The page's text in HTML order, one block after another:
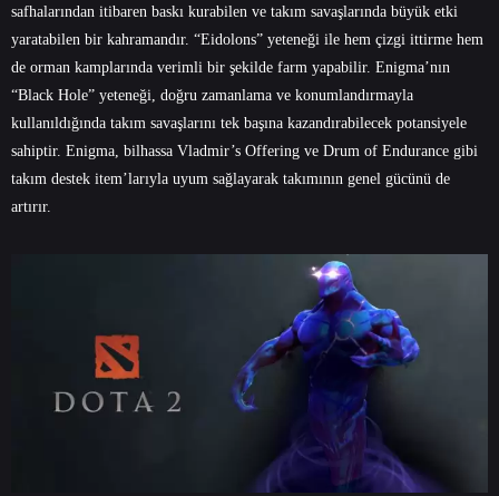
safhalarından itibaren baskı kurabilen ve takım savaşlarında büyük etki
yaratabilen bir kahramandır. “Eidolons” yeteneği ile hem çizgi ittirme hem
de orman kamplarında verimli bir şekilde farm yapabilir. Enigma’nın
“Black Hole” yeteneği, doğru zamanlama ve konumlandırmayla
kullanıldığında takım savaşlarını tek başına kazandırabilecek potansiyele
sahiptir. Enigma, bilhassa Vladmir’s Offering ve Drum of Endurance gibi
takım destek item’larıyla uyum sağlayarak takımının genel gücünü de
artırır.